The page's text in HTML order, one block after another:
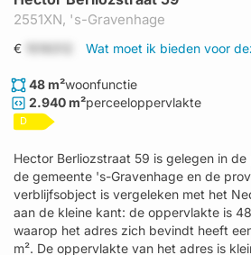
2551XN, 's-Gravenhage
€ Wat moet ik bieden voor
48 m²woonfunctie
2.940 m²perceeloppervlakte
D
Hector Berliozstraat 59 is gelegen in
de gemeente 's-Gravenhage en de
verblijfsobject is vergeleken met het
aan de kleine kant: de oppervlakte is
waarop het adres zich bevindt heeft
m². De oppervlakte van het adres is